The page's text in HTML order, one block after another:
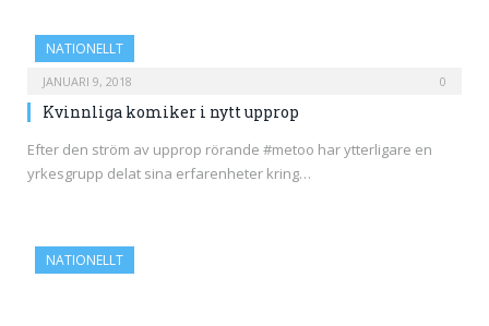
NATIONELLT
JANUARI 9, 2018 0
Kvinnliga komiker i nytt upprop
Efter den ström av upprop rörande #metoo har ytterligare en
yrkesgrupp delat sina erfarenheter kring…
NATIONELLT